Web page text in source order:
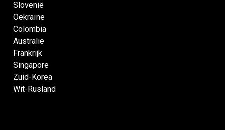
Slovenië
Oekraïne
Colombia
Australië
Frankrijk
Singapore
Zuid-Korea
Wit-Rusland